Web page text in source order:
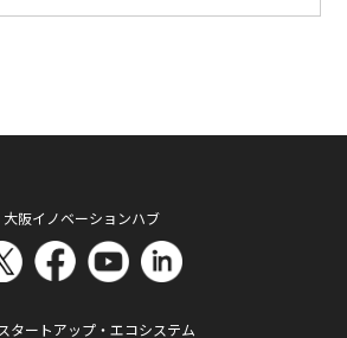
大阪イノベーションハブ
タートアップ・エコシステム